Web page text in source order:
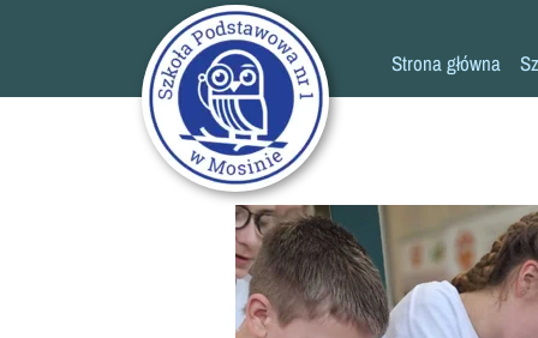
Strona główna